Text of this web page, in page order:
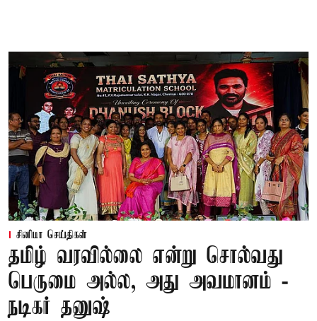
சினிமா செய்திகள்
தமிழ் வரவில்லை என்று சொல்வது
பெருமை அல்ல, அது அவமானம் -
நடிகர் தனுஷ்